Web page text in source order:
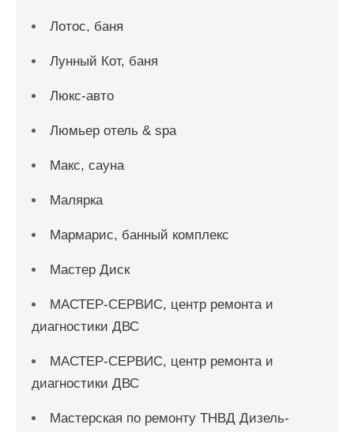
Лотос, баня
Лунный Кот, баня
Люкс-авто
Люмьер отель & spa
Макс, сауна
Малярка
Мармарис, банный комплекс
Мастер Диск
МАСТЕР-СЕРВИС, центр ремонта и
диагностики ДВС
МАСТЕР-СЕРВИС, центр ремонта и
диагностики ДВС
Мастерская по ремонту ТНВД Дизель-